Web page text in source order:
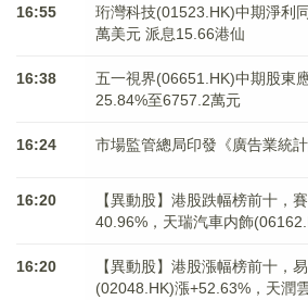
16:55
珩灣科技(01523.HK)中期淨利
萬美元 派息15.66港仙
16:38
五一視界(06651.HK)中期股東
25.84%至6757.2萬元
16:24 市場監管總局印發《廣告業統計
16:20
【異動股】港股跌幅榜前十，
40.96%，天瑞汽車内飾
16:20
【異動股】港股漲幅榜前十，
(02048.HK)漲+52.63%，天潤